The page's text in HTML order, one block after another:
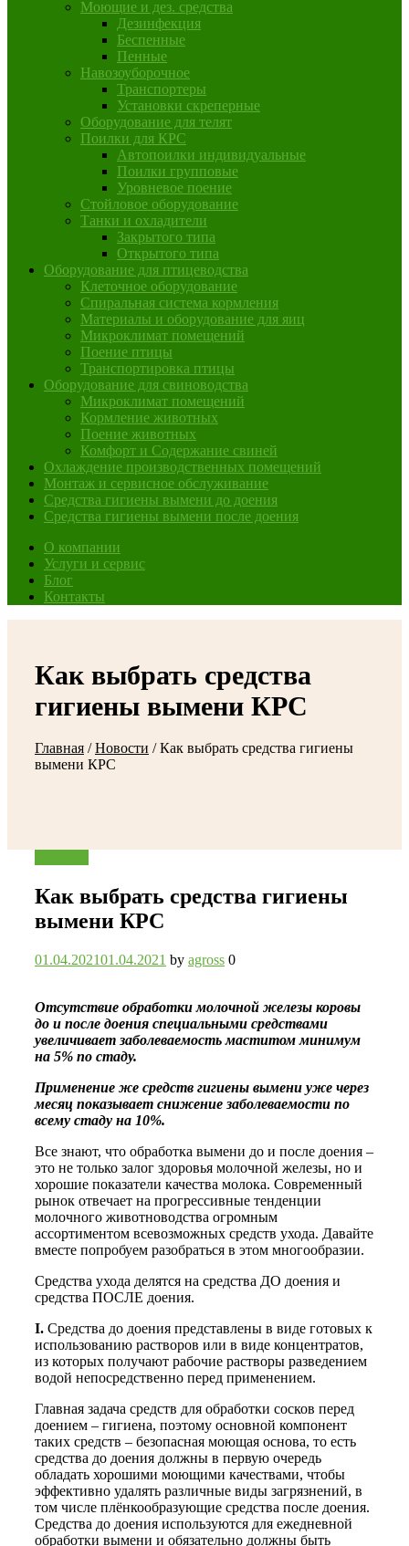
Моющие и дез. средства
Дезинфекция
Беспенные
Пенные
Навозоуборочное
Транспортеры
Установки скреперные
Оборудование для телят
Поилки для КРС
Автопоилки индивидуальные
Поилки групповые
Уровневое поение
Стойловое оборудование
Танки и охладители
Закрытого типа
Открытого типа
Оборудование для птицеводства
Клеточное оборудование
Спиральная система кормления
Материалы и оборудование для яиц
Микроклимат помещений
Поение птицы
Транспортировка птицы
Оборудование для свиноводства
Микроклимат помещений
Кормление животных
Поение животных
Комфорт и Содержание свиней
Охлаждение производственных помещений
Монтаж и сервисное обслуживание
Средства гигиены вымени до доения
Средства гигиены вымени после доения
О компании
Услуги и сервис
Блог
Контакты
Как выбрать средства
гигиены вымени КРС
Главная /Новости /Как выбрать средства гигиены
вымени КРС
Как выбрать средства гигиены
вымени КРС
01.04.202101.04.2021 by agross 0
Отсутствие обработки молочной железы коровы
до и после доения специальными средствами
увеличивает заболеваемость маститом минимум
на 5% по стаду.
Применение же средств гигиены вымени уже через
месяц показывает снижение заболеваемости по
всему стаду на 10%.
Все знают, что обработка вымени до и после доения –
это не только залог здоровья молочной железы, но и
хорошие показатели качества молока. Современный
рынок отвечает на прогрессивные тенденции
молочного животноводства огромным
ассортиментом всевозможных средств ухода. Давайте
вместе попробуем разобраться в этом многообразии.
Средства ухода делятся на средства ДО доения и
средства ПОСЛЕ доения.
I. Средства до доения представлены в виде готовых к
использованию растворов или в виде концентратов,
из которых получают рабочие растворы разведением
водой непосредственно перед применением.
Главная задача средств для обработки сосков перед
доением – гигиена, поэтому основной компонент
таких средств – безопасная моющая основа, то есть
средства до доения должны в первую очередь
обладать хорошими моющими качествами, чтобы
эффективно удалять различные виды загрязнений, в
том числе плёнкообразующие средства после доения.
Средства до доения используются для ежедневной
обработки вымени и обязательно должны быть